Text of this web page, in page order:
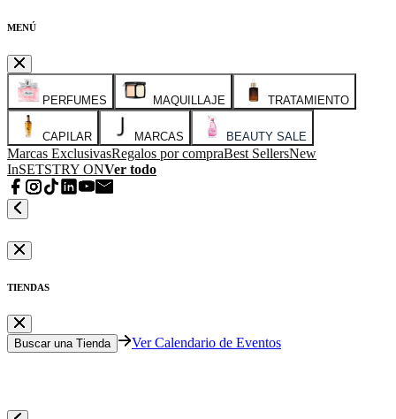
MENÚ
PERFUMES MAQUILLAJE TRATAMIENTO
CAPILAR MARCAS BEAUTY SALE
Marcas ExclusivasRegalos por compraBest SellersNew
InSETSTRY ONVer todo
TIENDAS
Buscar una Tienda Ver Calendario de Eventos